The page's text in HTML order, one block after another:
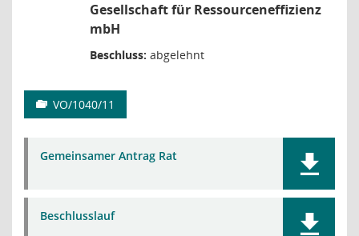
Gesellschaft für Ressourceneffizienz
mbH
Beschluss: abgelehnt
VO/1040/11
Gemeinsamer Antrag Rat
Beschlusslauf